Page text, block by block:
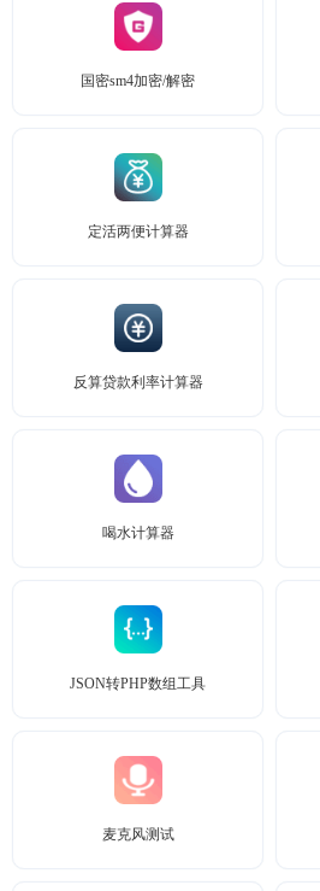
国密sm4加密/解密
定活两便计算器
反算贷款利率计算器
喝水计算器
JSON转PHP数组工具
麦克风测试